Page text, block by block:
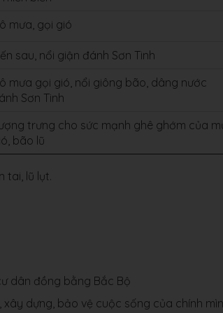
mưa, gọi gió
sau, nổi giận đánh Sơn Tinh
mưa gọi gió, nổi giông bão, dâng nước
Sơn Tinh
trưng cho sức mạnh ghê ghớm của
bão lũ
tai, lũ lụt.
dân đồng bằng Bắc Bộ
dựng, bảo vệ cuộc sống của chính